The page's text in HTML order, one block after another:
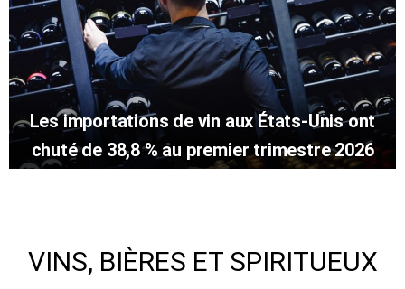
Les importations de vin aux États-Unis ont
chuté de 38,8 % au premier trimestre 2026
VINS, BIÈRES ET SPIRITUEUX